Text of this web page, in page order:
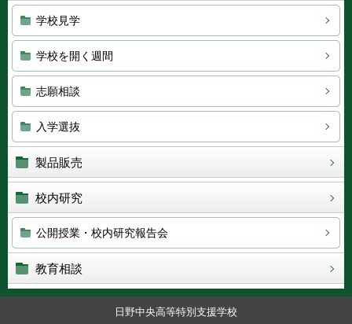
学校見学
学校を開く週間
志願相談
入学選抜
製品販売
校内研究
公開授業・校内研究報告会
教育相談
日野中央高等特別支援学校